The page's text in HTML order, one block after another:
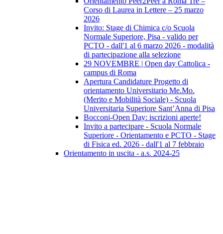
Corso di Laurea in Lettere – 25 marzo
2026
Invito: Stage di Chimica c/o Scuola
Normale Superiore, Pisa - valido per
PCTO - dall'1 al 6 marzo 2026 - modalità
di partecipazione alla selezione
29 NOVEMBRE | Open day Cattolica -
campus di Roma
Apertura Candidature Progetto di
orientamento Universitario Me.Mo.
(Merito e Mobilità Sociale) - Scuola
Universitaria Superiore Sant’Anna di Pisa
Bocconi-Open Day: iscrizioni aperte!
Invito a partecipare - Scuola Normale
Superiore - Orientamento e PCTO - Stage
di Fisica ed. 2026 - dall'1 al 7 febbraio
Orientamento in uscita - a.s. 2024-25